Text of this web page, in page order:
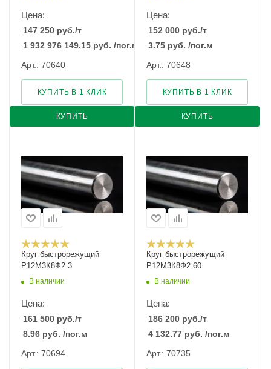
Цена:
147 250 руб./т
1 932 976 149.15 руб. /пог.м
Арт.: 70640
КУПИТЬ
КУПИТЬ В 1 КЛИК
Цена:
152 000 руб./т
3.75 руб. /пог.м
Арт.: 70648
КУПИТЬ
КУПИТЬ В 1 КЛИК
Круг быстрорежущий
Р12М3К8Ф2 3
В наличии
Цена:
161 500 руб./т
8.96 руб. /пог.м
Арт.: 70694
Круг быстрорежущий
Р12М3К8Ф2 60
В наличии
Цена:
186 200 руб./т
4 132.77 руб. /пог.м
Арт.: 70735